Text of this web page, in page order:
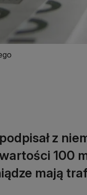
z
100
mają